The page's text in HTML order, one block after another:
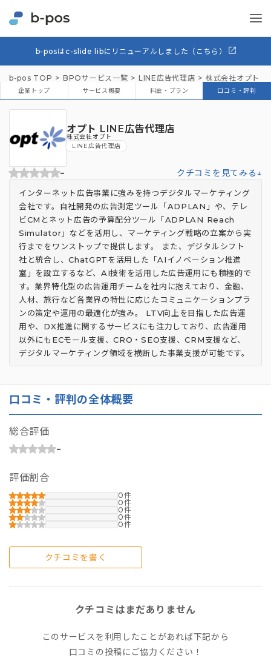
b-posはc-slide libにリニューアルしました（こちら）
b-pos TOP BPOサービス一覧 LINE広告代理店 株式会社オプト
企業トップ サービス概要 料金・プラン 口コミ・評判
オプト LINE広告代理店
株式会社オプト
LINE広告代理店
- クチコミを見てみる↓
インターネット広告事業に強みを持つデジタルマーケティング
会社です。自社開発の広告測定ツール「ADPLAN」や、テレ
ビCMとネット広告の予算配分ツール「ADPLAN Reach
Simulator」などを活用し、マーケティング戦略の立案から実
行までをワンストップで提供します。 また、デジタルシフト
社と統合し、ChatGPTを活用した「AIイノベーション推進
室」を設立するなど、AI技術を活用した広告運用にも積極的で
す。業界特化型の広告運用チームを社内に抱えており、金融、
人材、旅行など各業界の特性に応じたコミュニケーションプラ
ンの策定や運用の最適化が強み。 LTV向上を目指した広告運
用や、DX推進に関するサービスにも注力しており、広告運用
以外にもECモール支援、CRO・SEO支援、CRM支援など、
デジタルマーケティング領域を横断した事業支援が可能です。
口コミ・評判の全体概要
総合評価
-
評価割合
0
0
0
0
0
クチコミを書く
クチコミはまだありません
このサービスを利用したことがあれば下記から
口コミの投稿にご協力ください！